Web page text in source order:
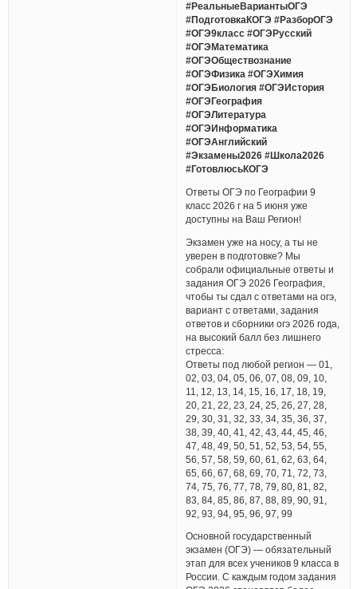
#РеальныеВариантыОГЭ
#ПодготовкаКОГЭ #РазборОГЭ
#ОГЭ9класс #ОГЭРусский
#ОГЭМатематика
#ОГЭОбществознание
#ОГЭФизика #ОГЭХимия
#ОГЭБиология #ОГЭИстория
#ОГЭГеография
#ОГЭЛитература
#ОГЭИнформатика
#ОГЭАнглийский
#Экзамены2026 #Школа2026
#ГотовлюсьКОГЭ
Ответы ОГЭ по Географии 9
класс 2026 г на 5 июня уже
доступны на Ваш Регион!
Экзамен уже на носу, а ты не
уверен в подготовке? Мы
собрали официальные ответы и
задания ОГЭ 2026 География,
чтобы ты сдал с ответами на огэ,
вариант с ответами, задания
ответов и сборники огэ 2026 года,
на высокий балл без лишнего
стресса:
Ответы под любой регион — 01,
02, 03, 04, 05, 06, 07, 08, 09, 10,
11, 12, 13, 14, 15, 16, 17, 18, 19,
20, 21, 22, 23, 24, 25, 26, 27, 28,
29, 30, 31, 32, 33, 34, 35, 36, 37,
38, 39, 40, 41, 42, 43, 44, 45, 46,
47, 48, 49, 50, 51, 52, 53, 54, 55,
56, 57, 58, 59, 60, 61, 62, 63, 64,
65, 66, 67, 68, 69, 70, 71, 72, 73,
74, 75, 76, 77, 78, 79, 80, 81, 82,
83, 84, 85, 86, 87, 88, 89, 90, 91,
92, 93, 94, 95, 96, 97, 99
Основной государственный
экзамен (ОГЭ) — обязательный
этап для всех учеников 9 класса в
России. С каждым годом задания